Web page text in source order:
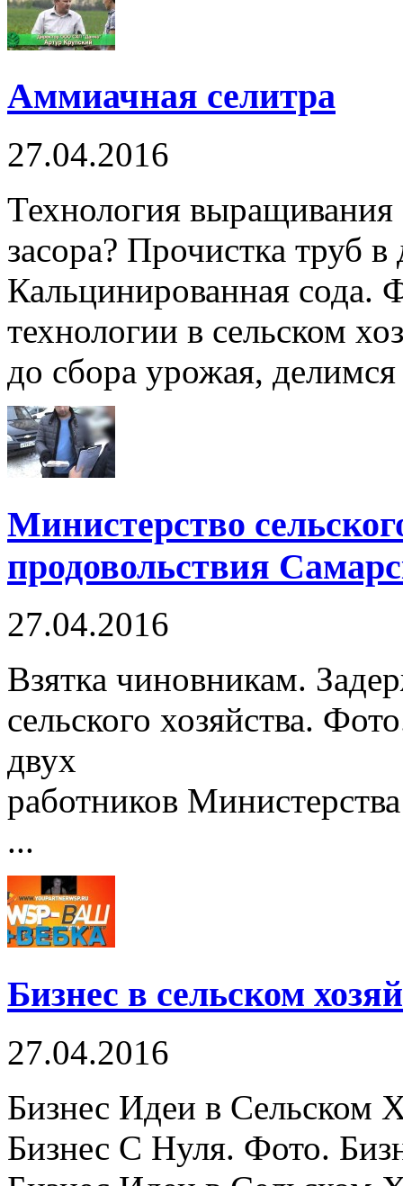
Аммиачная селитра
27.04.2016
Технология выращивания
засора? Прочистка труб
Кальцинированная сода.
технологии в сельском
до сбора урожая,
Министерство
продовольствия
27.04.2016
Взятка чиновникам.
сельского хозяйства.
двух
работников
...
Бизнес в сельском
27.04.2016
Бизнес Идеи в Сельском
Бизнес С Нуля. Фото.